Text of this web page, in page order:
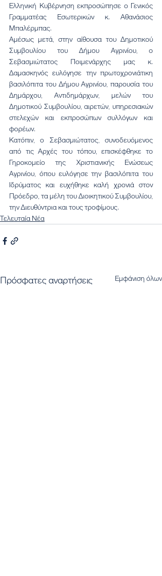
Ελληνική Κυβέρνηση εκπροσώπησε ο Γενικός
Γραμματέας Εσωτερικών κ. Αθανάσιος
Μπαλέρμπας.
Αμέσως μετά, στην αίθουσα του Δημοτικού
Συμβουλίου του Δήμου Αγρινίου, ο
Σεβασμιώτατος Ποιμενάρχης μας κ.
Δαμασκηνός ευλόγησε την πρωτοχρονιάτικη
βασιλόπιτα του Δήμου Αγρινίου, παρουσία του
Δημάρχου, Αντιδημάρχων, μελών του
Δημοτικού Συμβουλίου, αιρετών, υπηρεσιακών
στελεχών και εκπροσώπων συλλόγων και
φορέων.
Κατόπιν, ο Σεβασμιώτατος, συνοδευόμενος
από τις Αρχές του τόπου, επισκέφθηκε το
Γηροκομείο της Χριστιανικής Ενώσεως
Αγρινίου, όπου ευλόγησε την βασιλόπιτα του
Ιδρύματος και ευχήθηκε καλή χρονιά στον
Πρόεδρο, τα μέλη του Διοικητικού Συμβουλίου,
την Διευθύντρια και τους τροφίμους.
Τελευταία Νέα
Πρόσφατες αναρτήσεις Εμφάνιση όλων